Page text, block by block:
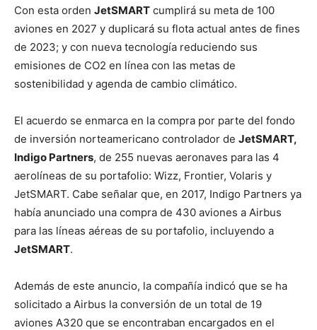
Con esta orden JetSMART cumplirá su meta de 100
aviones en 2027 y duplicará su flota actual antes de fines
de 2023; y con nueva tecnología reduciendo sus
emisiones de CO2 en línea con las metas de
sostenibilidad y agenda de cambio climático.
El acuerdo se enmarca en la compra por parte del fondo
de inversión norteamericano controlador de JetSMART,
Indigo Partners, de 255 nuevas aeronaves para las 4
aerolíneas de su portafolio: Wizz, Frontier, Volaris y
JetSMART. Cabe señalar que, en 2017, Indigo Partners ya
había anunciado una compra de 430 aviones a Airbus
para las líneas aéreas de su portafolio, incluyendo a
JetSMART.
Además de este anuncio, la compañía indicó que se ha
solicitado a Airbus la conversión de un total de 19
aviones A320 que se encontraban encargados en el